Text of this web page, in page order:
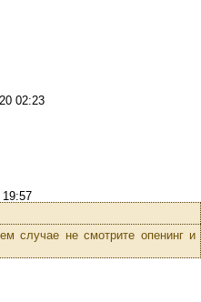
02:23
19:57
случае не смотрите опенинг и